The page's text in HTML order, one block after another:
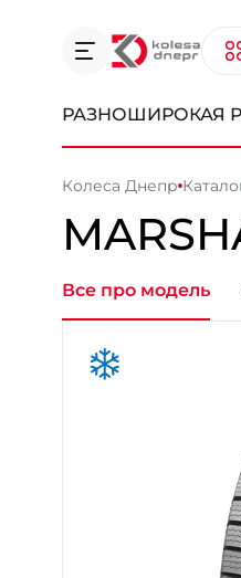
РАЗНОШИРОКАЯ
Колеса Днепр
Все про модель